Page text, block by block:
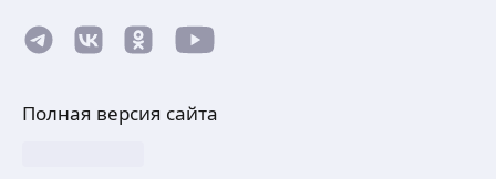
Полная версия сайта